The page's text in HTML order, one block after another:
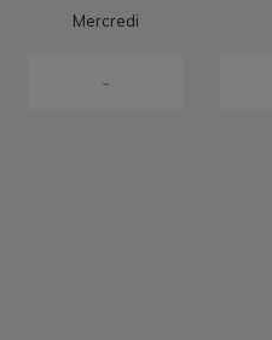
Mercredi
-